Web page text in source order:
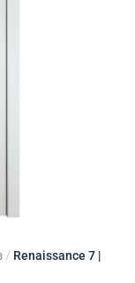
/ Renaissance 7 |